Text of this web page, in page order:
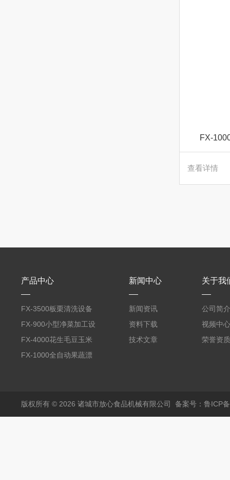
FX-
查看详情
产品中心
FX-3500板栗清洗设备
全自动气泡清洗机
FX-900小型净菜加工设
备野菜清洗机
FX-4000花生毛豆玉米
蒸煮漂烫机
FX-1000全自动果蔬漂
新闻中心
新闻资讯
资料下载
技术文章
关于我
公司简介
视频中心
荣誉资质
版权所有 © 2026 诸城市放心食品机械有限公司 备案号：鲁ICP